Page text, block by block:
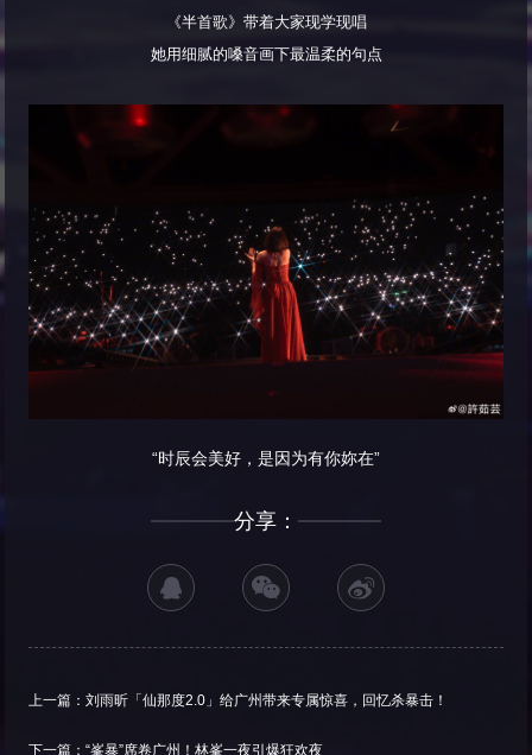
《半首歌》带着大家现学现唱
她用细腻的嗓音画下最温柔的句点
“时辰会美好，是因为有你妳在”
分享：
上一篇：刘雨昕「仙那度2.0」给广州带来专属惊喜，回忆杀暴击！
下一篇：“峯暴”席卷广州！林峯一夜引爆狂欢夜